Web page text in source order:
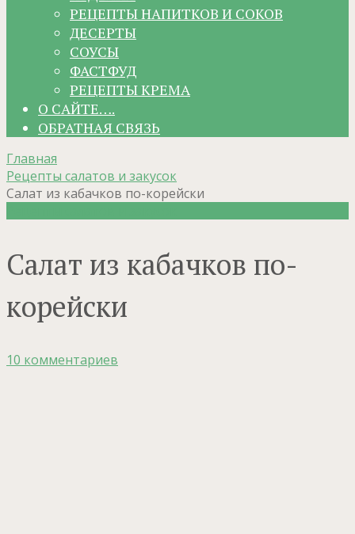
РЕЦЕПТЫ НАПИТКОВ И СОКОВ
ДЕСЕРТЫ
СОУСЫ
ФАСТФУД
РЕЦЕПТЫ КРЕМА
О САЙТЕ….
ОБРАТНАЯ СВЯЗЬ
Главная
Рецепты салатов и закусок
Салат из кабачков по-корейски
Салат из кабачков по-
корейски
10 комментариев